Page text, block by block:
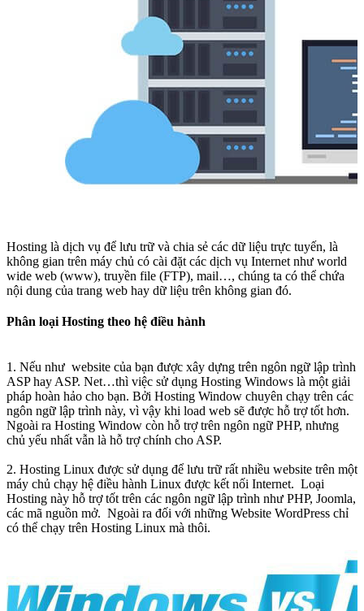
Hosting là dịch vụ để lưu trữ và chia sẻ các dữ liệu trực tuyến, là
không gian trên máy chủ có cài đặt các dịch vụ Internet như world
wide web (www), truyền file (FTP), mail…, chúng ta có thể chứa
nội dung của trang web hay dữ liệu trên không gian đó.
Phân loại Hosting theo hệ điều hành
1. Nếu như website của bạn được xây dựng trên ngôn ngữ lập trình
ASP hay ASP. Net…thì việc sử dụng Hosting Windows là một giải
pháp hoàn hảo cho bạn. Bởi Hosting Window chuyên chạy trên các
ngôn ngữ lập trình này, vì vậy khi load web sẽ được hỗ trợ tốt hơn.
Ngoài ra Hosting Window còn hỗ trợ trên ngôn ngữ PHP, nhưng
chủ yếu nhất vẫn là hỗ trợ chính cho ASP.
2. Hosting Linux được sử dụng để lưu trữ rất nhiều website trên một
máy chủ chạy hệ điều hành Linux được kết nối Internet. Loại
Hosting này hỗ trợ tốt trên các ngôn ngữ lập trình như PHP, Joomla,
các mã nguồn mở. Ngoài ra đối với những Website WordPress chỉ
có thể chạy trên Hosting Linux mà thôi.